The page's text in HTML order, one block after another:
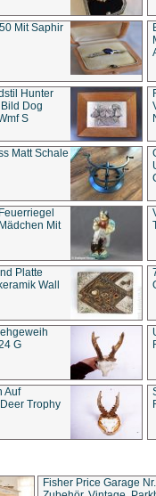
Mit Saphir
Hunter
Dog
S
Matt Schale
Mit
Platte
Wall
G
Auf
Trophy
Fisher Price Garage